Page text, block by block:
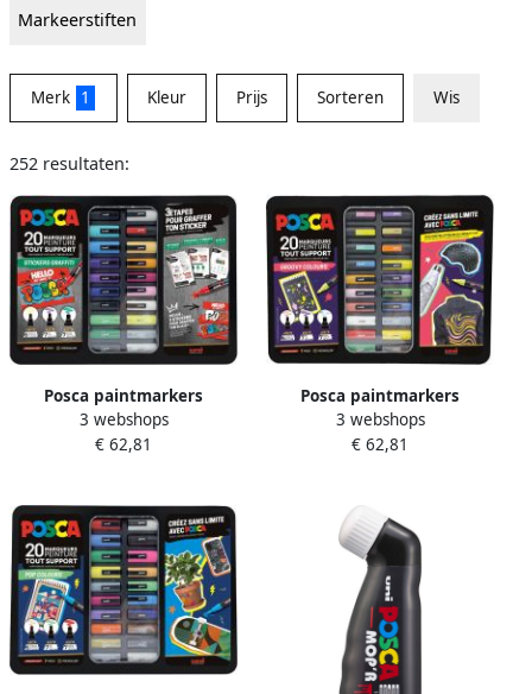
Markeerstiften
Merk 1 Kleur Prijs Sorteren Wis
252 resultaten:
Posca paintmarkers
metalen doos van 20 stuks
assorti ontwerp Stickers
3 webshops
€ 62,81
Posca paintmarkers
metalen doos van 20 stuks
assorti ontwerp Groovy
3 webshops
€ 62,81